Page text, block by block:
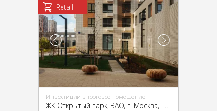
Retail
Инвестиции в торговое помещение
ЖК Открытый парк, ВАО, г. Москва, Тагильская улица, 3к1